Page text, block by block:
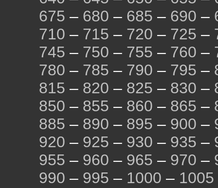
675 – 680 – 685 – 690 –
710 – 715 – 720 – 725 –
745 – 750 – 755 – 760 –
780 – 785 – 790 – 795 –
815 – 820 – 825 – 830 –
850 – 855 – 860 – 865 –
885 – 890 – 895 – 900 –
920 – 925 – 930 – 935 –
955 – 960 – 965 – 970 –
990 – 995 – 1000 – 1005